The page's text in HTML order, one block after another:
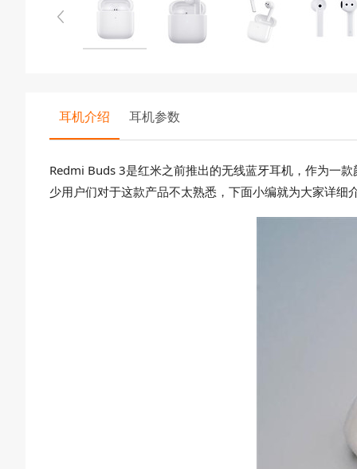
耳机介绍 耳机参数
Redmi Buds 3是红米之前推出的无线蓝牙耳机，作为一
少用户们对于这款产品不太熟悉，下面小编就为大家详细